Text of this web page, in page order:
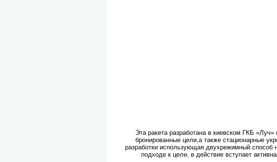
Эта ракета разработана в киевском ГКБ
бронированные цели,а также стационарные
разработки использующая двухрежимный способ
подходе к цели, в действие вступает